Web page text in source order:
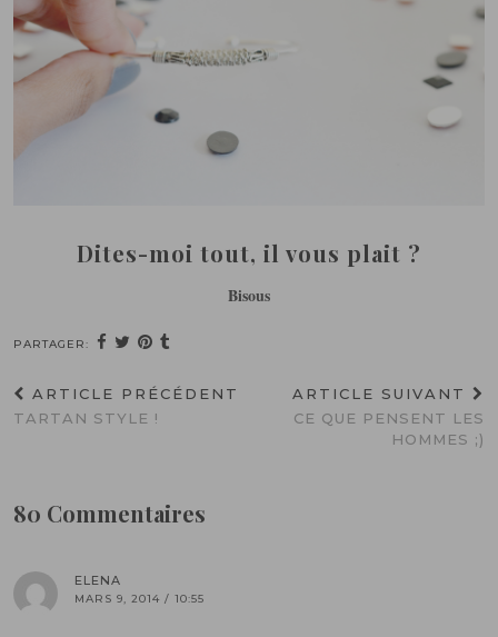
Dites-moi tout, il vous plait ?
Bisous
PARTAGER:
ARTICLE PRÉCÉDENT
TARTAN STYLE !
ARTICLE SUIVANT
CE QUE PENSENT LES
HOMMES ;)
80 Commentaires
ELENA
MARS 9, 2014 / 10:55